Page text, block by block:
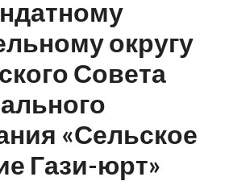
округу
Совета
«Сельское
Гази-юрт»